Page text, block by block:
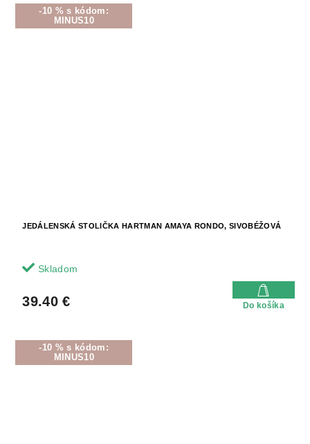
-10 % s kódom:
MINUS10
JEDÁLENSKÁ STOLIČKA HARTMAN AMAYA RONDO, SIVOBÉŽOVÁ
Skladom
39.40 € Do košíka
-10 % s kódom:
MINUS10